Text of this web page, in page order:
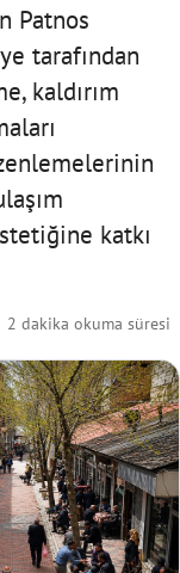
Patnos
tarafından
kaldırım
katkı
2 dakika okuma süresi